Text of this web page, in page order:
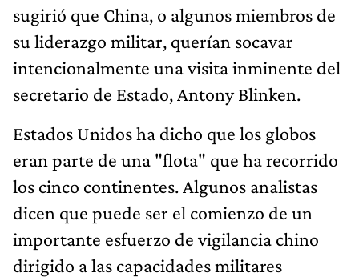
sugirió que China, o algunos miembros de
su liderazgo militar, querían socavar
intencionalmente una visita inminente del
secretario de Estado, Antony Blinken.
Estados Unidos ha dicho que los globos
eran parte de una "flota" que ha recorrido
los cinco continentes. Algunos analistas
dicen que puede ser el comienzo de un
importante esfuerzo de vigilancia chino
dirigido a las capacidades militares